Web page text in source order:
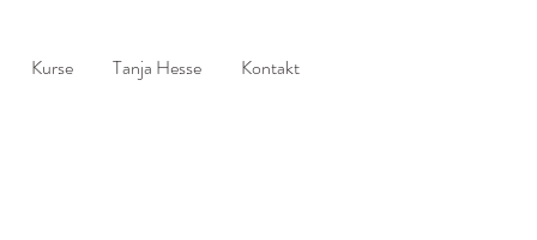
Kurse Tanja Hesse Kontakt